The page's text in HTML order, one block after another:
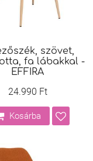
szövet,
fa lábakkal -
EFFIRA
24.990 Ft
Kosárba